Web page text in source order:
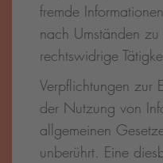
fremde
nach Umständen
rechtswidrige
Verpflichtungen zur
der Nutzung von
allgemeinen
unberührt. Eine